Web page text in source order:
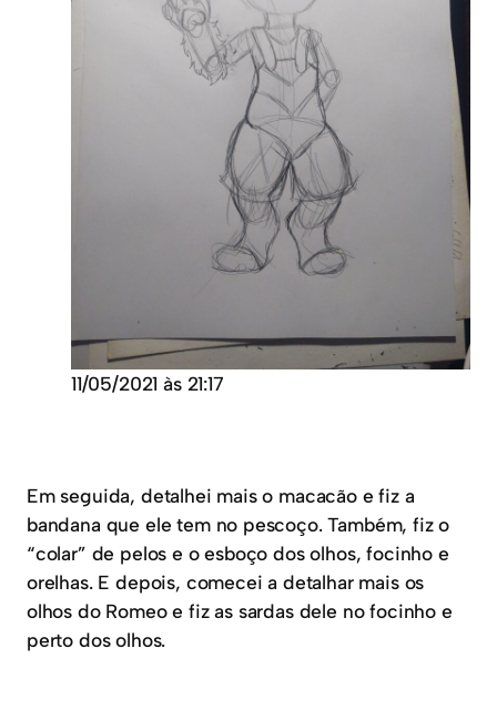
11/05/2021 às 21:17
Em seguida, detalhei mais o macacão e fiz a
bandana que ele tem no pescoço. Também, fiz o
“colar” de pelos e o esboço dos olhos, focinho e
orelhas. E depois, comecei a detalhar mais os
olhos do Romeo e fiz as sardas dele no focinho e
perto dos olhos.